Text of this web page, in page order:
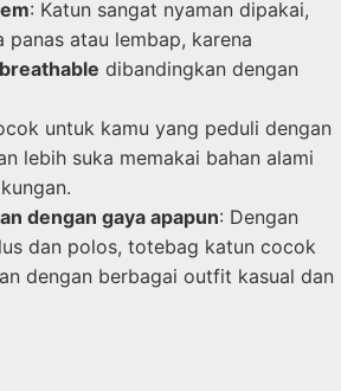
: Katun sangat nyaman dipakai,
panas atau lembap, karena
breathable dibandingkan dengan
untuk kamu yang peduli dengan
lebih suka memakai bahan alami
dengan gaya apapun: Dengan
dan polos, totebag katun cocok
dengan berbagai outfit kasual dan